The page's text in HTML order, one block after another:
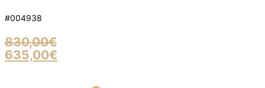
#004938
830,00€
635,00€